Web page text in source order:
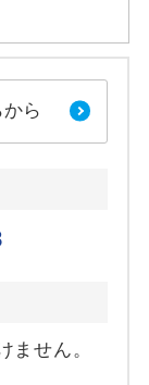
ら
ません。